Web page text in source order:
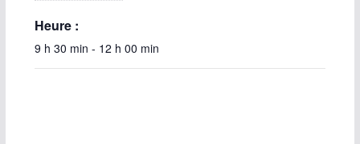
Heure :
9 h 30 min - 12 h 00 min